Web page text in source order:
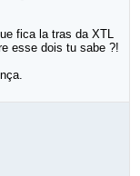
fica la tras da XTL
esse dois tu sabe ?!